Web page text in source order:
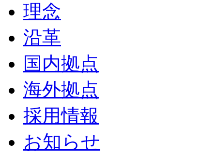
理念
沿革
国内拠点
海外拠点
採用情報
お知らせ